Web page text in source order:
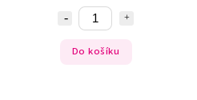
Do košíku